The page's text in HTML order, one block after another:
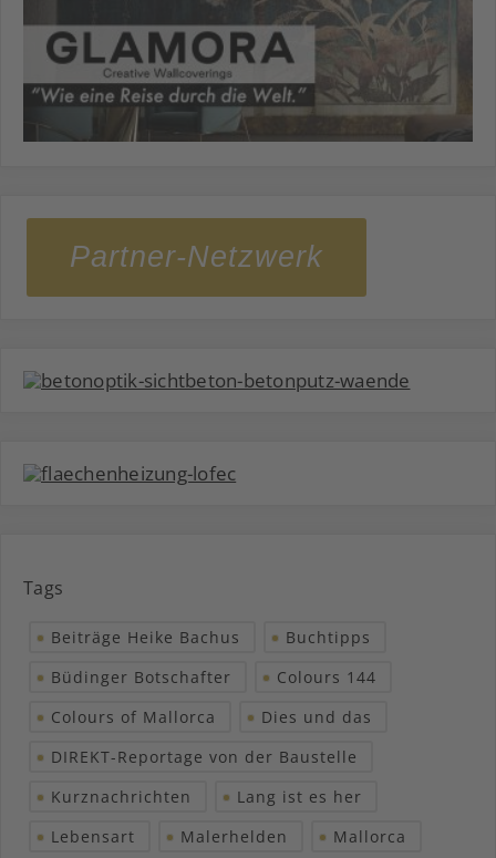
Partner-Netzwerk
Tags
Beiträge Heike Bachus
Buchtipps
Büdinger Botschafter
Colours 144
Colours of Mallorca
Dies und das
DIREKT-Reportage von der Baustelle
Kurznachrichten
Lang ist es her
Lebensart
Malerhelden
Mallorca